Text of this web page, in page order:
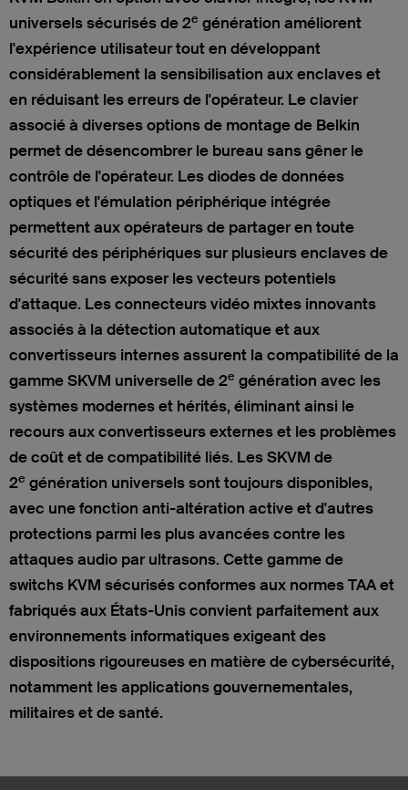
universels sécurisés de 2e génération améliorent
l'expérience utilisateur tout en développant
considérablement la sensibilisation aux enclaves et
en réduisant les erreurs de l'opérateur. Le clavier
associé à diverses options de montage de Belkin
permet de désencombrer le bureau sans gêner le
contrôle de l'opérateur. Les diodes de données
optiques et l'émulation périphérique intégrée
permettent aux opérateurs de partager en toute
sécurité des périphériques sur plusieurs enclaves de
sécurité sans exposer les vecteurs potentiels
d'attaque. Les connecteurs vidéo mixtes innovants
associés à la détection automatique et aux
convertisseurs internes assurent la compatibilité de la
gamme SKVM universelle de 2e génération avec les
systèmes modernes et hérités, éliminant ainsi le
recours aux convertisseurs externes et les problèmes
de coût et de compatibilité liés. Les SKVM de
2e génération universels sont toujours disponibles,
avec une fonction anti-altération active et d'autres
protections parmi les plus avancées contre les
attaques audio par ultrasons. Cette gamme de
switchs KVM sécurisés conformes aux normes TAA et
fabriqués aux États-Unis convient parfaitement aux
environnements informatiques exigeant des
dispositions rigoureuses en matière de cybersécurité,
notamment les applications gouvernementales,
militaires et de santé.